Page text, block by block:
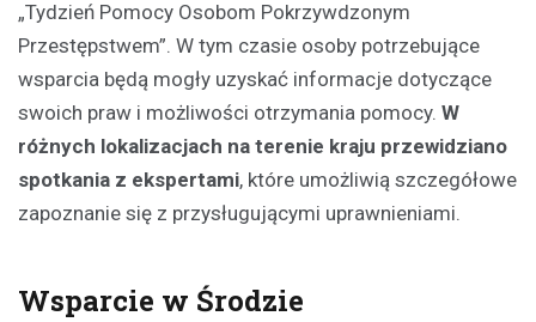
„Tydzień Pomocy Osobom Pokrzywdzonym
Przestępstwem”. W tym czasie osoby potrzebujące
wsparcia będą mogły uzyskać informacje dotyczące
swoich praw i możliwości otrzymania pomocy. W
różnych lokalizacjach na terenie kraju przewidziano
spotkania z ekspertami, które umożliwią szczegółowe
zapoznanie się z przysługującymi uprawnieniami.
Wsparcie w Środzie